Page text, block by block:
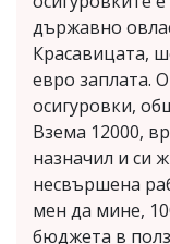
държавно
Красавицата,
евро заплата.
осигуровки,
Взема 12000,
назначил и си
несвършена
мен да мине,
бюджета в